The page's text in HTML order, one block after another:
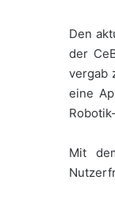
Den
der
vergab
eine
Mit